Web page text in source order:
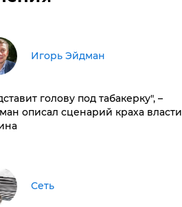
Игорь Эйдман
голову под табакерку", –
описал сценарий краха власти
Сеть